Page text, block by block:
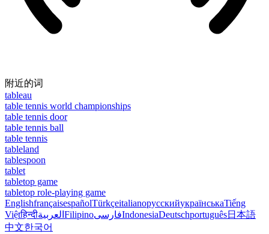
附近的词
tableau
table tennis world championships
table tennis door
table tennis ball
table tennis
tableland
tablespoon
tablet
tabletop game
tabletop role-playing game
EnglishfrançaisespañolTürkçeitalianoрусскийукраїнськаTiếng
Việtहिन्दीالعربية FilipinoفارسیIndonesiaDeutschportuguês日本語
中文한국어